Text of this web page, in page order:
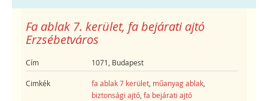
Fa ablak 7. kerület, fa bejárati ajtó
Erzsébetváros
Cím 1071, Budapest
Cimkék fa ablak 7 kerület, műanyag ablak,
biztonsági ajtó,fa bejárati ajtó